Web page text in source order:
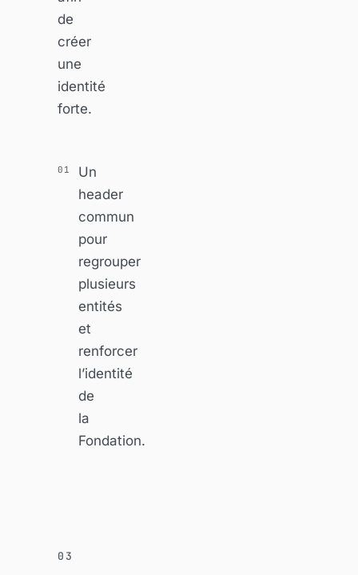
de
créer
une
identité
forte.
Un
header
commun
pour
regrouper
plusieurs
entités
et
renforcer
l’identité
de
la
Fondation.